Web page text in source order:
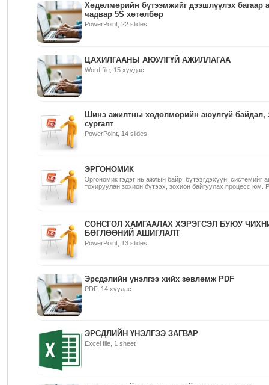
Хөдөлмөрийн бүтээмжийг дээшлүүлэх багаар
чадвар 5S хөтөлбөр
PowerPoint, 22 slides
ЦАХИЛГААНЫ АЮУЛГҮЙ АЖИЛЛАГАА
Word file, 15 хуудас
Шинэ ажилтны хөдөлмөрийн аюулгүй байдал,
сургалт
PowerPoint, 14 slides
ЭРГОНОМИК
Эргономик гэдэг нь ажлын байр, бүтээгдэхүүн, системийг
тохируулан зохион бүтээх, зохион байгуулах процесс юм.
СОНСГОЛ ХАМГААЛАХ ХЭРЭГСЭЛ БУЮУ
БӨГЛӨӨНИЙ АШИГЛАЛТ
PowerPoint, 13 slides
Эрсдэлийн үнэлгээ хийх зөвлөмж PDF
PDF, 14 хуудас
ЭРСДЛИЙН ҮНЭЛГЭЭ ЗАГВАР
Excel file, 1 sheet